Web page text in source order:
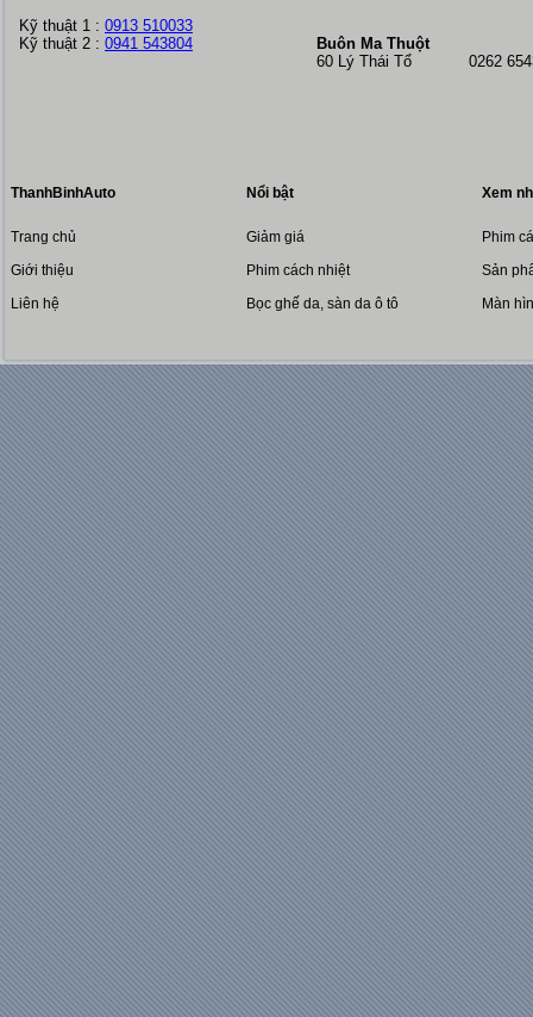
Kỹ thuật 1 : 0913 510033
Kỹ thuật 2 : 0941 543804
Buôn Ma Thuột
60 Lý Thái Tổ 0262
ThanhBinhAuto
Trang chủ
Giới thiệu
Liên hệ
Nổi bật
Giảm giá
Phim cách nhiệt
Bọc ghế da, sàn da ô tô
Xem
Phim
Sản
Màn